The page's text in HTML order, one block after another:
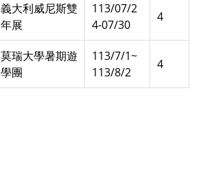
義大利威尼斯雙
年展
113/07/2
4-07/30
4
莫瑞大學暑期遊
學團
113/7/1~
113/8/2
4